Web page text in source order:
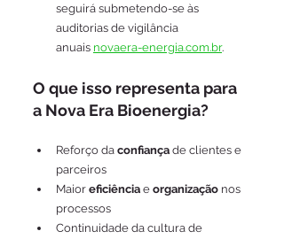
seguirá submetendo-se às
auditorias de vigilância
anuais novaera-energia.com.br.
O que isso representa para
a Nova Era Bioenergia?
Reforço da confiança de clientes e
parceiros
Maior eficiência e organização nos
processos
Continuidade da cultura de